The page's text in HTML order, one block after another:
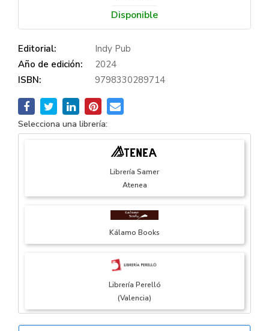
Disponible
Editorial:
Indy Pub
Año de edición:
2024
ISBN:
9798330289714
Selecciona una librería:
Librería Samer
Atenea
Kálamo Books
Librería Perelló
(Valencia)